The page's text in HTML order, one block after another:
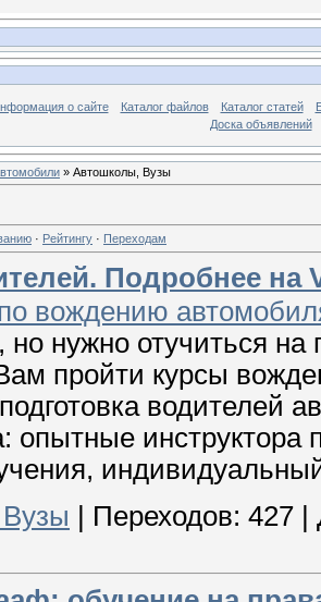
о сайте Каталог файлов Каталог статей
Доска объявлений
» Автошколы, Вузы
· Рейтингу · Переходам
Подробнее на
вождению
но нужно отучиться
пройти курсы
водителей
опытные
Переходов: 427